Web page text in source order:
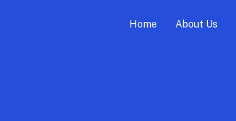
Home About Us